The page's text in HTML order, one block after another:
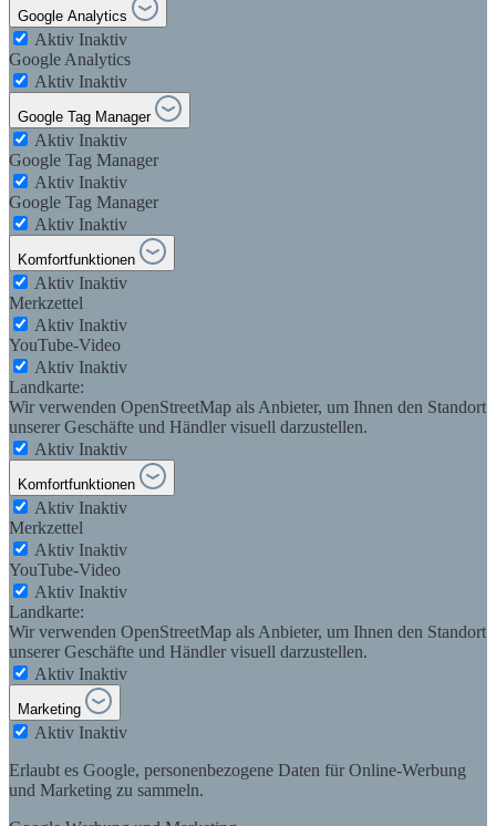
Google Analytics
Aktiv Inaktiv
Google Analytics
Aktiv Inaktiv
Google Tag Manager
Aktiv Inaktiv
Google Tag Manager
Aktiv Inaktiv
Google Tag Manager
Aktiv Inaktiv
Komfortfunktionen
Aktiv Inaktiv
Merkzettel
Aktiv Inaktiv
YouTube-Video
Aktiv Inaktiv
Landkarte:
Wir verwenden OpenStreetMap als Anbieter, um Ihnen den Standort
unserer Geschäfte und Händler visuell darzustellen.
Aktiv Inaktiv
Komfortfunktionen
Aktiv Inaktiv
Merkzettel
Aktiv Inaktiv
YouTube-Video
Aktiv Inaktiv
Landkarte:
Wir verwenden OpenStreetMap als Anbieter, um Ihnen den Standort
unserer Geschäfte und Händler visuell darzustellen.
Aktiv Inaktiv
Marketing
Aktiv Inaktiv
Erlaubt es Google, personenbezogene Daten für Online-Werbung
und Marketing zu sammeln.